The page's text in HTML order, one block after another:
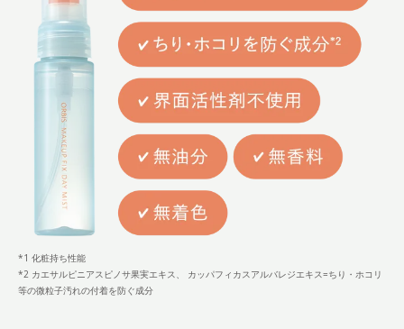
*1 化粧持ち性能
*2 カエサルピニアスピノサ果実エキス、 カッパフィカスアルバレジエキス=ちり・ホコリ
等の微粒子汚れの付着を防ぐ成分